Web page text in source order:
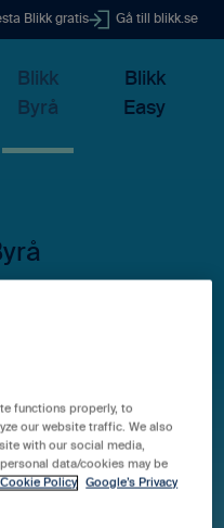
Blikk gratis Gå till blikk.se
Blikk
Byrå
Blikk
Easy
dig?
sökfältet är tomt.
functions properly, to
our website traffic. We also
with our social media,
data/cookies may be
Policy
Google’s Privacy